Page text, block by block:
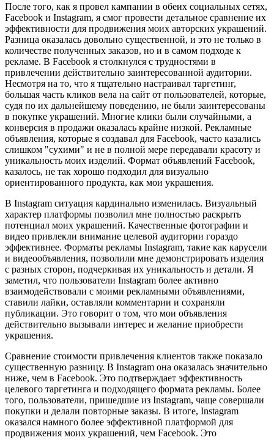
После того, как я провел кампании в обеих социальных сетях,
Facebook и Instagram, я смог провести детальное сравнение их
эффективности для продвижения моих авторских украшений.
Разница оказалась довольно существенной, и это не только в
количестве полученных заказов, но и в самом подходе к
рекламе. В Facebook я столкнулся с трудностями в
привлечении действительно заинтересованной аудитории.
Несмотря на то, что я тщательно настраивал таргетинг,
большая часть кликов вела на сайт от пользователей, которые,
судя по их дальнейшему поведению, не были заинтересованы
в покупке украшений. Многие клики были случайными, а
конверсия в продажи оказалась крайне низкой. Рекламные
объявления, которые я создавал для Facebook, часто казались
слишком "сухими" и не в полной мере передавали красоту и
уникальность моих изделий. Формат объявлений Facebook,
казалось, не так хорошо подходил для визуально
ориентированного продукта, как мои украшения.
В Instagram ситуация кардинально изменилась. Визуальный
характер платформы позволил мне полностью раскрыть
потенциал моих украшений. Качественные фотографии и
видео привлекли внимание целевой аудитории гораздо
эффективнее. Форматы рекламы Instagram, такие как карусели
и видеообъявления, позволили мне демонстрировать изделия
с разных сторон, подчеркивая их уникальность и детали. Я
заметил, что пользователи Instagram более активно
взаимодействовали с моими рекламными объявлениями,
ставили лайки, оставляли комментарии и сохраняли
публикации. Это говорит о том, что мои объявления
действительно вызывали интерес и желание приобрести
украшения.
Сравнение стоимости привлечения клиентов также показало
существенную разницу. В Instagram она оказалась значительно
ниже, чем в Facebook. Это подтверждает эффективность
целевого таргетинга и подходящего формата рекламы. Более
того, пользователи, пришедшие из Instagram, чаще совершали
покупки и делали повторные заказы. В итоге, Instagram
оказался намного более эффективной платформой для
продвижения моих украшений, чем Facebook. Это